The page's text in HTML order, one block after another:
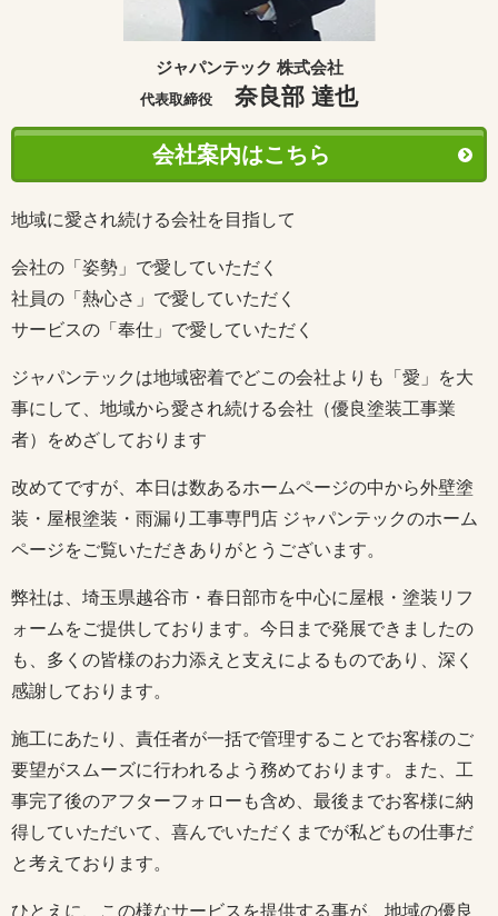
ジャパンテック 株式会社
代表取締役 奈良部 達也
会社案内はこちら
地域に愛され続ける会社を目指して
会社の「姿勢」で愛していただく
社員の「熱心さ」で愛していただく
サービスの「奉仕」で愛していただく
ジャパンテックは地域密着でどこの会社よりも「愛」を大
事にして、地域から愛され続ける会社（優良塗装工事業
者）をめざしております
改めてですが、本日は数あるホームページの中から外壁塗
装・屋根塗装・雨漏り工事専門店 ジャパンテックのホーム
ページをご覧いただきありがとうございます。
弊社は、埼玉県越谷市・春日部市を中心に屋根・塗装リフ
ォームをご提供しております。今日まで発展できましたの
も、多くの皆様のお力添えと支えによるものであり、深く
感謝しております。
施工にあたり、責任者が一括で管理することでお客様のご
要望がスムーズに行われるよう務めております。また、工
事完了後のアフターフォローも含め、最後までお客様に納
得していただいて、喜んでいただくまでが私どもの仕事だ
と考えております。
ひとえに、この様なサービスを提供する事が、地域の優良